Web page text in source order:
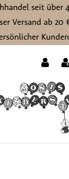
seit über
Versand ab 20